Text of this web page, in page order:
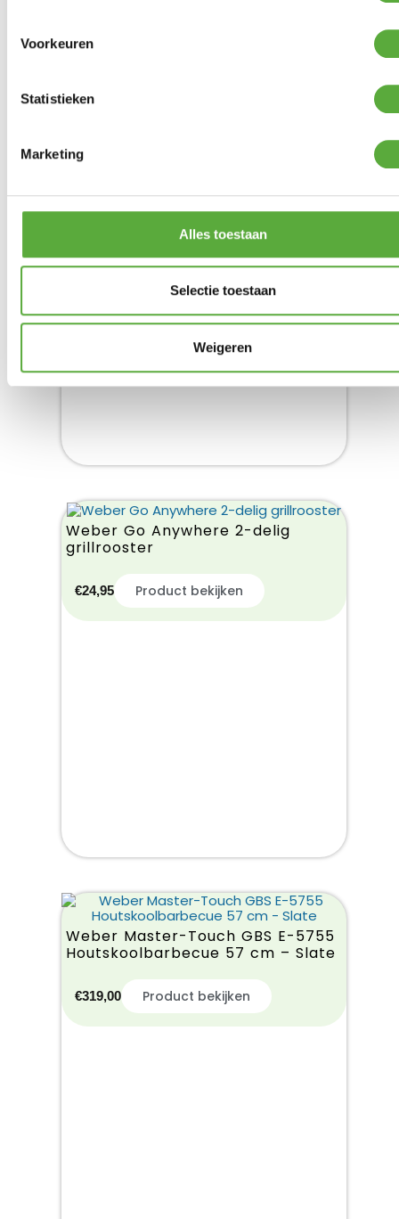
Voorkeuren
Statistieken
Marketing
Alles toestaan
Selectie toestaan
Weigeren
gasbarbecue
€13,95 Product bekijken
Weber Go Anywhere 2-delig
grillrooster
€24,95 Product bekijken
Weber Master-Touch GBS E-5755
Houtskoolbarbecue 57 cm – Slate
€319,00 Product bekijken